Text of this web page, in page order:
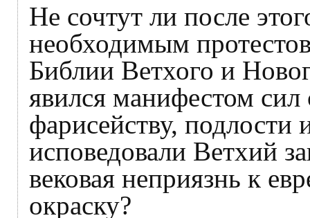
Не сочтут ли после
необходимым
Библии Ветхого и
явился манифестом сил
фарисейству, подлости
исповедовали Ветхий
вековая неприязнь к
окраску?